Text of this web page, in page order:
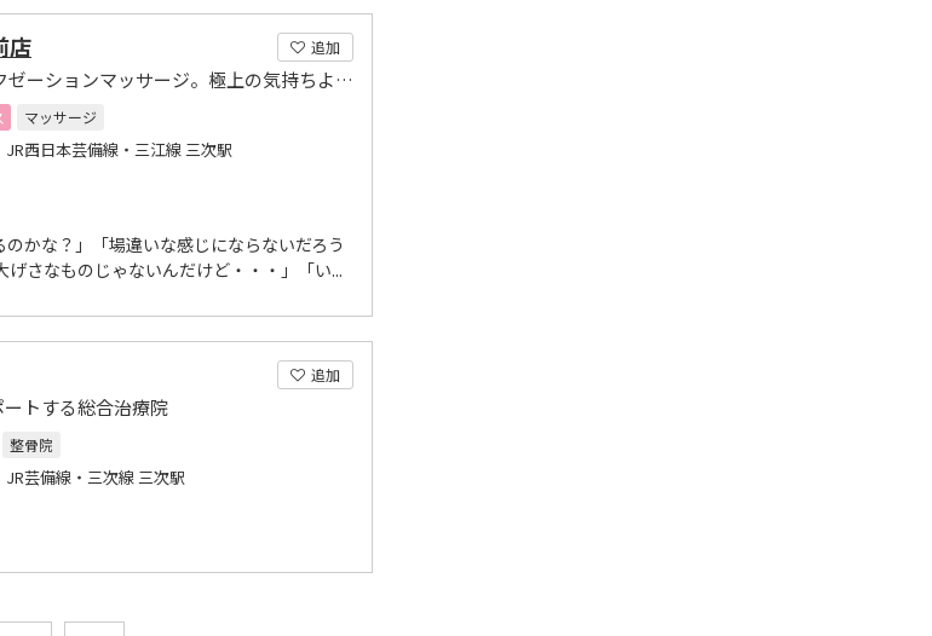
追加
店
JR三次駅近くにあるリラクゼーションマッサージ。極上の気持ちよさを手軽な価格で
マッサージ
西日本芸備線・三江線 三次駅
のかな？」「場違いな感じにならないだろう
げさなものじゃないんだけど・・・」「い...
追加
トする総合治療院
整骨院
芸備線・三次線 三次駅